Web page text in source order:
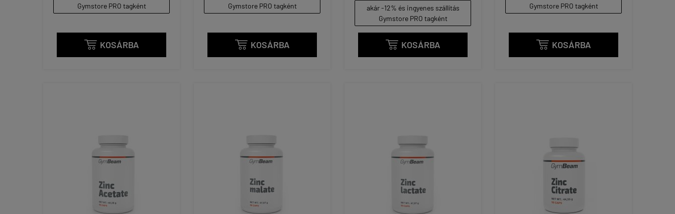
Gymstore PRO tagként
 KOSÁRBA
Gymstore PRO tagként
 KOSÁRBA
akár -12% és ingyenes szállítás
Gymstore PRO tagként
 KOSÁRBA
Gymstore PRO tagként
 KOSÁRBA